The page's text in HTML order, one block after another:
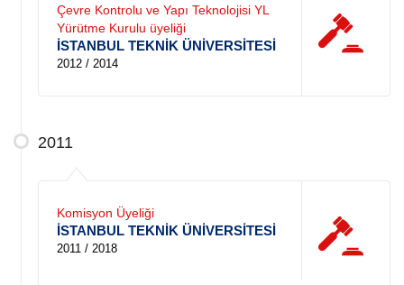
Çevre Kontrolu ve Yapı Teknolojisi YL
Yürütme Kurulu üyeliği
İSTANBUL TEKNİK ÜNİVERSİTESİ
2012 / 2014
2011
Komisyon Üyeliği
İSTANBUL TEKNİK ÜNİVERSİTESİ
2011 / 2018